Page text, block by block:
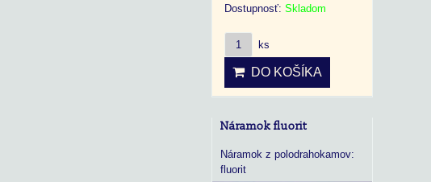
Dostupnosť: Skladom
ks
DO KOŠÍKA
Náramok fluorit
Náramok z polodrahokamov:
fluorit